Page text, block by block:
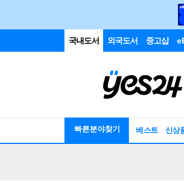
국내도서 외국도서 중고샵
빠른분야찾기 베스트 신상